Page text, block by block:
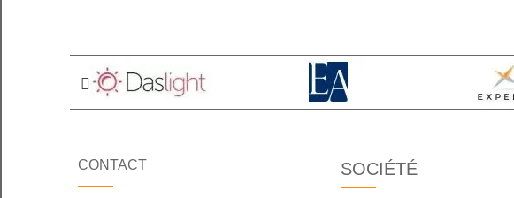
CONTACT SOCIÉTÉ